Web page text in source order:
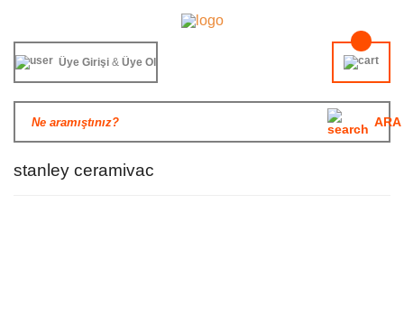
ARA
Üye Girişi & Üye Ol
stanley ceramivac